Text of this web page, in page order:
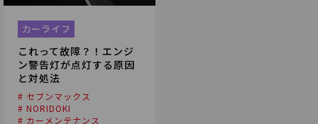
カーライフ
これって故障？！エンジ
ン警告灯が点灯する原因
と対処法
# セブンマックス
# NORIDOKI
# カーメンテナンス